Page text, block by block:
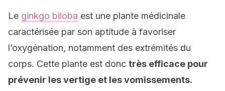
Le ginkgo biloba est une plante médicinale
caractérisée par son aptitude à favoriser
l’oxygénation, notamment des extrémités du
corps. Cette plante est donc très efficace pour
prévenir les vertige et les vomissements.